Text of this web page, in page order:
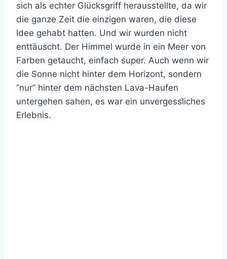
sich als echter Glücksgriff herausstellte, da wir
die ganze Zeit die einzigen waren, die diese
Idee gehabt hatten. Und wir wurden nicht
enttäuscht. Der Himmel wurde in ein Meer von
Farben getaucht, einfach super. Auch wenn wir
die Sonne nicht hinter dem Horizont, sondern
“nur” hinter dem nächsten Lava-Haufen
untergehen sahen, es war ein unvergessliches
Erlebnis.